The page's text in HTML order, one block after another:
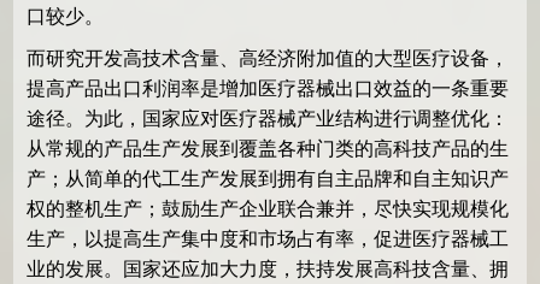
口较少。
而研究开发高技术含量、高经济附加值的大型医疗设备，
提高产品出口利润率是增加医疗器械出口效益的一条重要
途径。为此，国家应对医疗器械产业结构进行调整优化：
从常规的产品生产发展到覆盖各种门类的高科技产品的生
产；从简单的代工生产发展到拥有自主品牌和自主知识产
权的整机生产；鼓励生产企业联合兼并，尽快实现规模化
生产，以提高生产集中度和市场占有率，促进医疗器械工
业的发展。国家还应加大力度，扶持发展高科技含量、拥